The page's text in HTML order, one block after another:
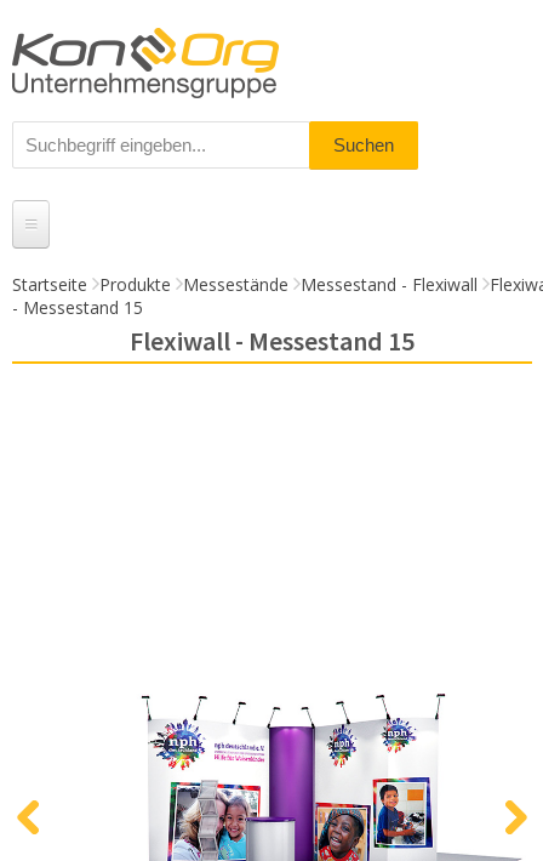
Produkte
Messestände
Startseite Produkte Messestände Messestand - Flexiwall
- Messestand 15
Flexiwall - Messestand 15